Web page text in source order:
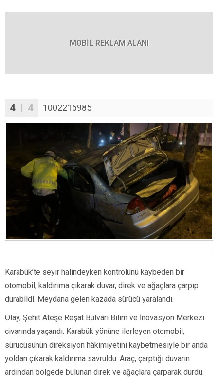
MOBİL REKLAM ALANI
4| 4 1002216985
Karabük’te seyir halindeyken kontrolünü kaybeden bir
otomobil, kaldırıma çıkarak duvar, direk ve ağaçlara çarpıp
durabildi. Meydana gelen kazada sürücü yaralandı.
Olay, Şehit Ateşe Reşat Bulvarı Bilim ve İnovasyon Merkezi
civarında yaşandı. Karabük yönüne ilerleyen otomobil,
sürücüsünün direksiyon hâkimiyetini kaybetmesiyle bir anda
yoldan çıkarak kaldırıma savruldu. Araç, çarptığı duvarın
ardından bölgede bulunan direk ve ağaçlara çarparak durdu.